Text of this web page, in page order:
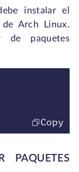
instalar el
Arch Linux.
de paquetes
Copy
PAQUETES